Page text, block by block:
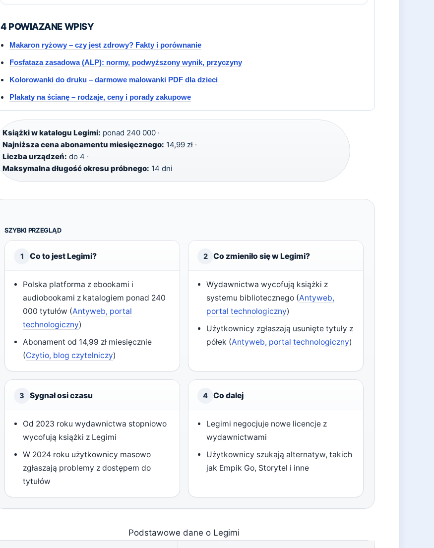
4 POWIAZANE WPISY
Makaron ryżowy – czy jest zdrowy? Fakty i porównanie
Fosfataza zasadowa (ALP): normy, podwyższony wynik, przyczyny
Kolorowanki do druku – darmowe malowanki PDF dla dzieci
Plakaty na ścianę – rodzaje, ceny i porady zakupowe
Książki w katalogu Legimi: ponad 240 000 ·
Najniższa cena abonamentu miesięcznego: 14,99 zł ·
Liczba urządzeń: do 4 ·
Maksymalna długość okresu próbnego: 14 dni
SZYBKI PRZEGLĄD
1 Co to jest Legimi?
Polska platforma z ebookami i
audiobookami z katalogiem ponad 240
000 tytułów (Antyweb, portal
technologiczny)
Abonament od 14,99 zł miesięcznie
(Czytio, blog czytelniczy)
2 Co zmieniło się w Legimi?
Wydawnictwa wycofują książki z
systemu bibliotecznego (Antyweb,
portal technologiczny)
Użytkownicy zgłaszają usunięte tytuły z
półek (Antyweb, portal technologiczny)
3 Sygnał osi czasu
Od 2023 roku wydawnictwa stopniowo
wycofują książki z Legimi
W 2024 roku użytkownicy masowo
zgłaszają problemy z dostępem do
tytułów
4 Co dalej
Legimi negocjuje nowe licencje z
wydawnictwami
Użytkownicy szukają alternatyw, takich
jak Empik Go, Storytel i inne
Podstawowe dane o Legimi